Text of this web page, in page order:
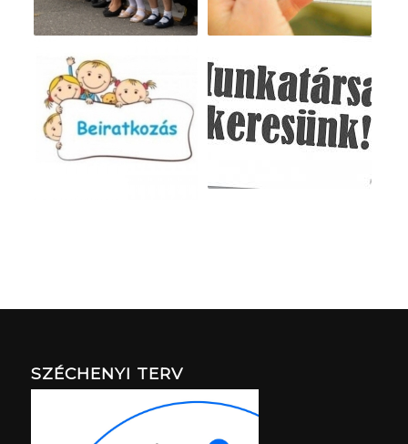
SZÉCHENYI TERV